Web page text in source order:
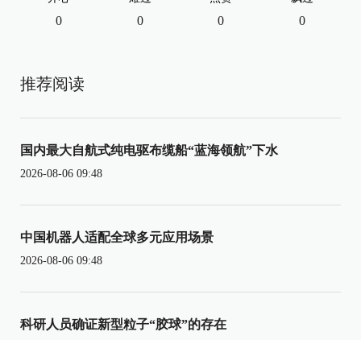
0 0 0 0
推荐阅读
国内最大自航式纯电驱布缆船“蓝海领航”下水
2026-08-06 09:48
中国机器人适配全球多元应用场景
2026-08-06 09:48
科研人员确证新型粒子“胶球”的存在